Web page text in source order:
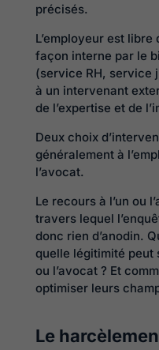
précisés.
L’employeur est libre
façon interne par le
(service RH, service
à un intervenant
de l’expertise et de
Deux choix
généralement à
l’avocat.
Le recours à l’un ou
travers lequel
donc rien d’anodin.
quelle légitimité peut
ou l’avocat ? Et
optimiser leurs
Le